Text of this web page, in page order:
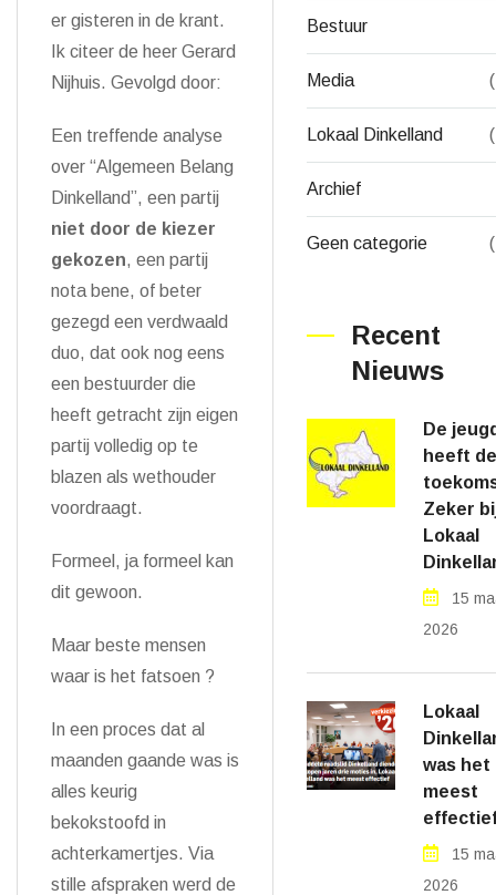
er gisteren in de krant.
Ik citeer de heer Gerard
Nijhuis. Gevolgd door:
Een treffende analyse
over “Algemeen Belang
Dinkelland”, een partij
niet door de kiezer
gekozen, een partij
nota bene, of beter
gezegd een verdwaald
duo, dat ook nog eens
een bestuurder die
heeft getracht zijn eigen
partij volledig op te
blazen als wethouder
voordraagt.
Formeel, ja formeel kan
dit gewoon.
Maar beste mensen
waar is het fatsoen ?
In een proces dat al
maanden gaande was is
alles keurig
bekokstoofd in
achterkamertjes. Via
stille afspraken werd de
Bestuur
Media
Lokaal Dinkelland
Archief
Geen categorie
Recent
Nieuws
De
heeft de
Zeker
Lokaal
15
2026
Lokaal
was het
meest
15
2026